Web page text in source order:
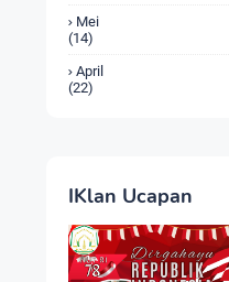
Mei
(14)
April
(22)
IKlan Ucapan